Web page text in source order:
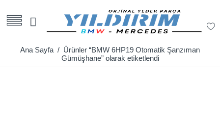
Ana Sayfa / Ürünler “BMW 6HP19 Otomatik Şanzıman
Gümüşhane” olarak etiketlendi